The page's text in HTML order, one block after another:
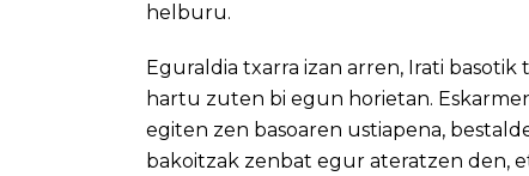
helburu.
Eguraldia txarra izan arren, Irati
hartu zuten bi egun horietan.
egiten zen basoaren ustiapena,
bakoitzak zenbat egur ateratzen den,